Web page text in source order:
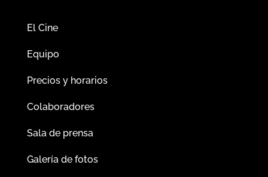
El Cine
Equipo
Precios y horarios
Colaboradores
Sala de prensa
Galería de fotos